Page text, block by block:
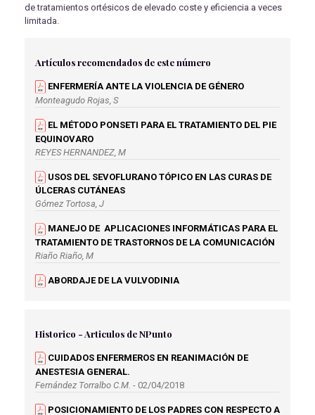
de tratamientos ortésicos de elevado coste y eficiencia a veces
limitada.
Artículos recomendados de este número
ENFERMERÍA ANTE LA VIOLENCIA DE GÉNERO
Monteagudo Rojas, S
EL MÉTODO PONSETI PARA EL TRATAMIENTO DEL PIE
EQUINOVARO
REYES HERNANDEZ, M
USOS DEL SEVOFLURANO TÓPICO EN LAS CURAS DE
ÚLCERAS CUTÁNEAS
Gómez Tortosa, J
MANEJO DE APLICACIONES INFORMÁTICAS PARA EL
TRATAMIENTO DE TRASTORNOS DE LA COMUNICACIÓN
Riaño Riaño, M
ABORDAJE DE LA VULVODINIA
ENFERMERA GESTORA DE CASOS EN ATENCIÓN
Arribas Moya, E
BENEFICIOS DE LA VENTILACIÓN MECÁNICA NO
García Muñoz, S
Historico - Articulos de NPunto
CUIDADOS ENFERMEROS EN REANIMACIÓN DE
ANESTESIA GENERAL.
Fernández Torralbo C.M. - 02/04/2018
POSICIONAMIENTO DE LOS PADRES CON RESPECTO A